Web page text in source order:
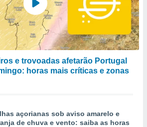
e trovoadas afetarão Portugal
horas mais críticas e zonas
açorianas sob aviso amarelo e
de chuva e vento: saiba as horas